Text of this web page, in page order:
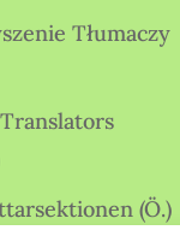
Tłumaczy
(Ö.)